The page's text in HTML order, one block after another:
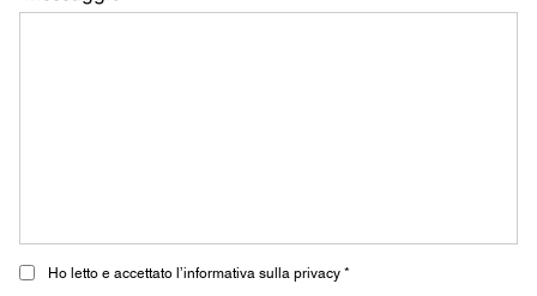
Ho letto e accettato l’informativa sulla privacy *